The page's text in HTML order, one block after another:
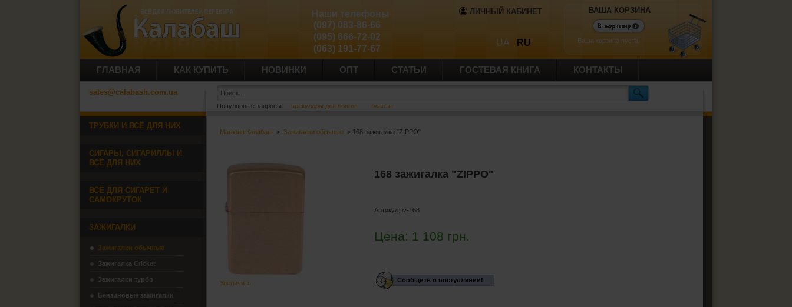
ЛИЧНЫЙ КАБИНЕТ
UA RU
Наши телефоны
(097) 083-86-66
(095) 666-72-02
(063) 191-77-67
ВАША КОРЗИНА
Ваша корзина пуста.
ГЛАВНАЯ КАК КУПИТЬ НОВИНКИ ОПТ СТАТЬИ ГОСТЕВАЯ КНИГА КОНТАКТЫ
sales@calabash.com.ua
Популярные запросы: прекулеры для бонгов бланты
Магазин Калабаш > Зажигалки обычные > 168 зажигалка "ZIPPO"
Увеличить
168 зажигалка "ZIPPO"
Артикул: iv-168
Цена: 1 108 грн.
Сообщить о поступлении!
ТРУБКИ И ВСЁ ДЛЯ НИХ
СИГАРЫ, СИГАРИЛЛЫ И
ВСЁ ДЛЯ НИХ
ВСЁ ДЛЯ СИГАРЕТ И
САМОКРУТОК
ЗАЖИГАЛКИ
Зажигалки обычные
Зажигалка Cricket
Зажигалки турбо
Бензиновые зажигалки